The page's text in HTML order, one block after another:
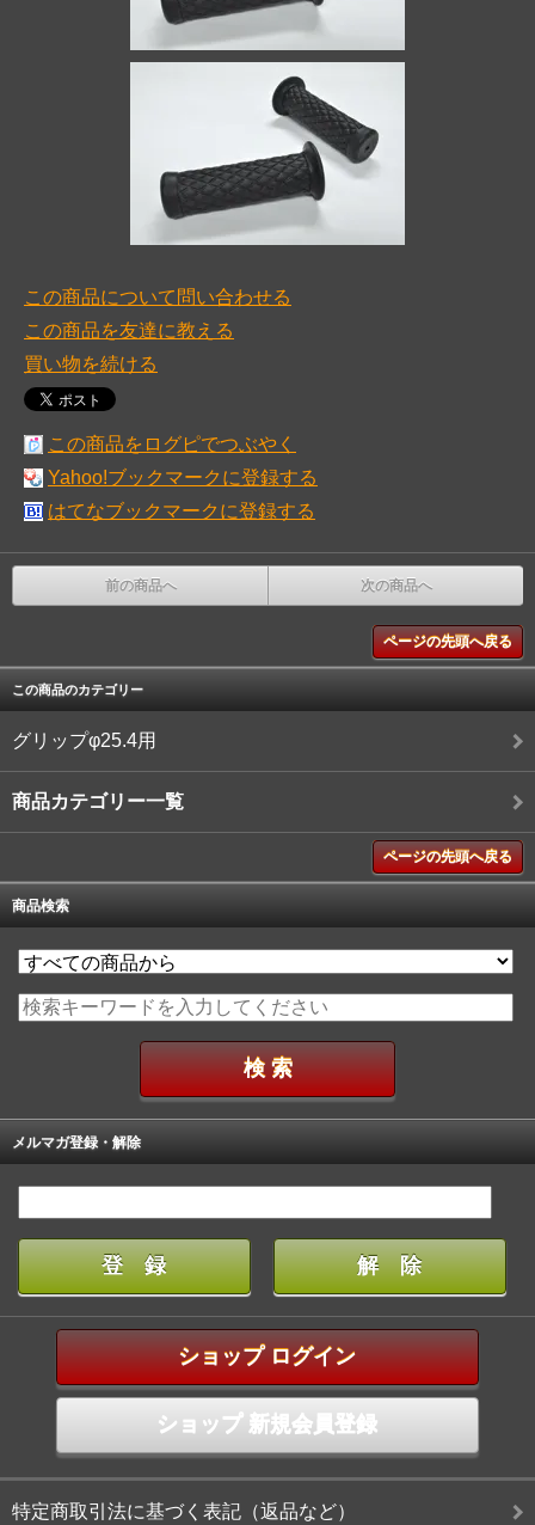
この商品について問い合わせる
この商品を友達に教える
買い物を続ける
この商品をログピでつぶやく
Yahoo!ブックマークに登録する
はてなブックマークに登録する
前の商品へ 次の商品へ
ページの先頭へ戻る
この商品のカテゴリー
グリップφ25.4用
商品カテゴリー一覧
ページの先頭へ戻る
商品検索
メルマガ登録・解除
ショップ ログイン
ショップ 新規会員登録
特定商取引法に基づく表記（返品など）